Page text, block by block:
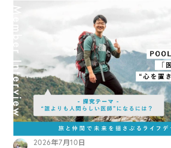
2026年7月10日